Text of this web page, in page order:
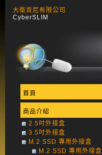
大衛肯尼有限公司
CyberSLIM
首頁
商品介紹
2.5吋外接盒
3.5吋外接盒
M.2 SSD 專用外接盒
M.2 SSD 專用外接盒